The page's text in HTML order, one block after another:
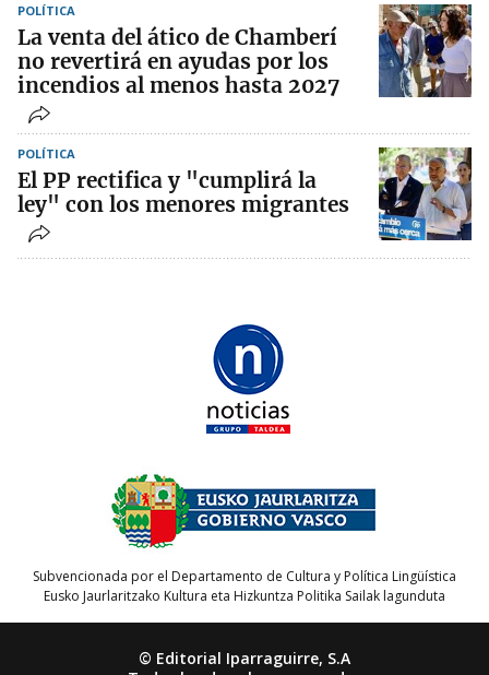
POLÍTICA
La venta del ático de Chamberí
no revertirá en ayudas por los
incendios al menos hasta 2027
POLÍTICA
El PP rectifica y "cumplirá la
ley" con los menores migrantes
Subvencionada por el Departamento de Cultura y Política Lingüística
Eusko Jaurlaritzako Kultura eta Hizkuntza Politika Sailak lagunduta
© Editorial Iparraguirre, S.A